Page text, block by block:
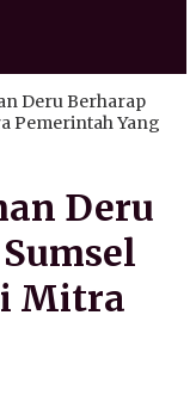
Deru Berharap
Pemerintah Yang
Deru
Mitra